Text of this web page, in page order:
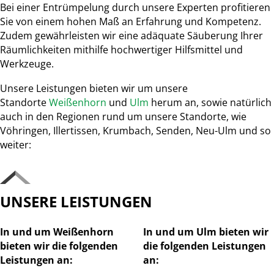
Bei einer Entrümpelung durch unsere Experten profitieren
Sie von einem hohen Maß an Erfahrung und Kompetenz.
Zudem gewährleisten wir eine adäquate Säuberung Ihrer
Räumlichkeiten mithilfe hochwertiger Hilfsmittel und
Werkzeuge.
Unsere Leistungen bieten wir um unsere
StandorteWeißenhorn und Ulm herum an, sowie natürlich
auch in den Regionen rund um unsere Standorte, wie
Vöhringen, Illertissen, Krumbach, Senden, Neu-Ulm und so
weiter:
UNSERE LEISTUNGEN
In und um Weißenhorn
bieten wir die folgenden
Leistungen an:
In und um Ulm bieten wir
die folgenden Leistungen
an: